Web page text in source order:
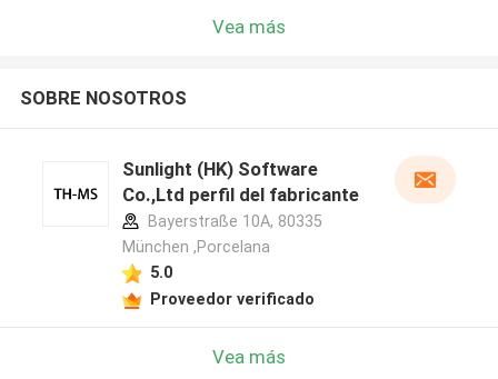
Vea más
SOBRE NOSOTROS
Sunlight (HK) Software
Co.,Ltd perfil del fabricante
Bayerstraße 10A, 80335
München ,Porcelana
5.0
Proveedor verificado
Vea más